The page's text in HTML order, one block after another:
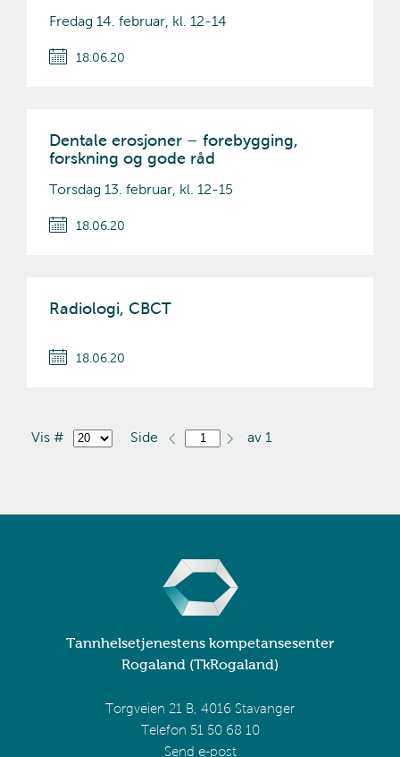
Fredag 14. februar, kl. 12-14
18.06.20
Dentale erosjoner – forebygging,
forskning og gode råd
Torsdag 13. februar, kl. 12-15
18.06.20
Radiologi, CBCT
18.06.20
Vis # Side av 1
Tannhelsetjenestens kompetansesenter
Rogaland (TkRogaland)
Torgveien 21 B, 4016 Stavanger
Telefon 51 50 68 10
Send e-post